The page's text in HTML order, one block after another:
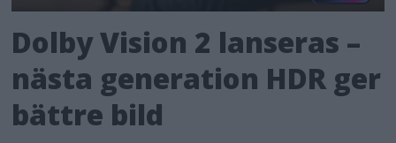
Dolby Vision 2 lanseras –
nästa generation HDR ger
bättre bild